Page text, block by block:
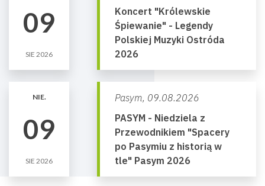
09
SIE 2026
Koncert "Królewskie
Śpiewanie" - Legendy
Polskiej Muzyki Ostróda
2026
NIE.
09
SIE 2026
Pasym, 09.08.2026
PASYM - Niedziela z
Przewodnikiem "Spacery
po Pasymiu z historią w
tle" Pasym 2026